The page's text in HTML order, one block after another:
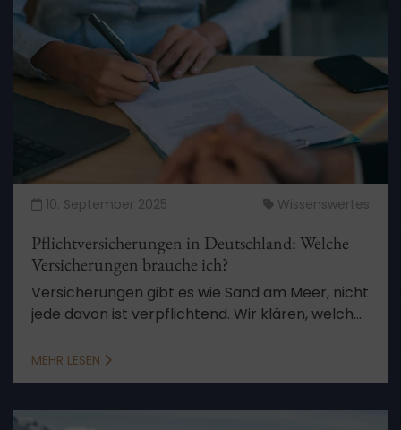
10. September 2025 Wissenswertes
Pflichtversicherungen in Deutschland: Welche
Versicherungen brauche ich?
Versicherungen gibt es wie Sand am Meer, nicht
jede davon ist verpflichtend. Wir klären, welche
welche zusätzlich ratsam sind.
MEHR LESEN